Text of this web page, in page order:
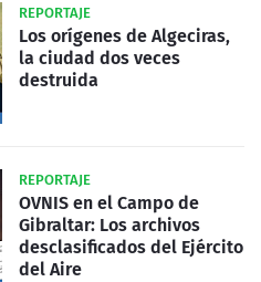
REPORTAJE
Los orígenes de Algeciras,
la ciudad dos veces
destruida
REPORTAJE
OVNIS en el Campo de
Gibraltar: Los archivos
desclasificados del Ejército
del Aire